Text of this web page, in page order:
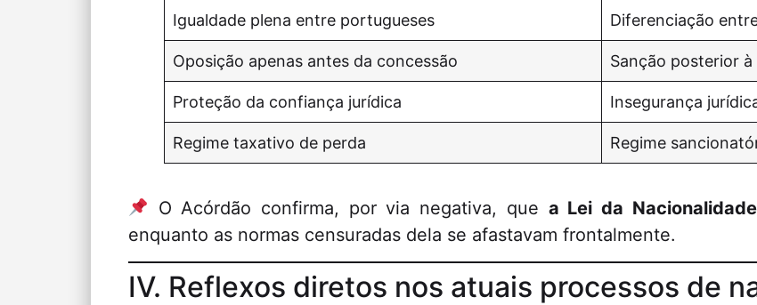
Igualdade plena entre portugueses Diferenciação
Oposição apenas antes da concessão Sanção posterior à
Proteção da confiança jurídica Insegurança
Regime taxativo de perda Regime
O Acórdão confirma, por via negativa, que a Lei da
enquanto as normas censuradas dela se afastavam frontalmente.
IV. Reflexos diretos nos atuais processos de